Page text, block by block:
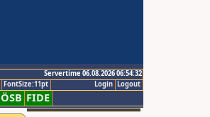
Servertime 06.08.2026 06:54:32
Logout
Login
FontSize:11pt
ÖSB FIDE